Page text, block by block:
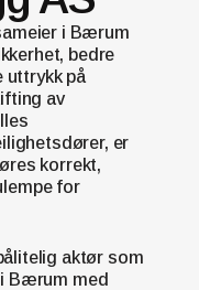
i Bærum
bedre
uttrykk på
av
er
korrekt,
for
aktør som
Bærum med